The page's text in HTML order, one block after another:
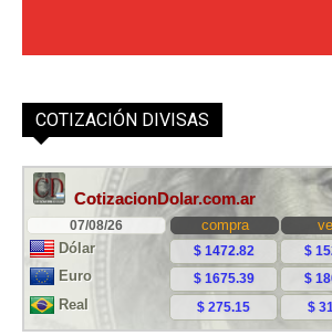
COTIZACIÓN DIVISAS